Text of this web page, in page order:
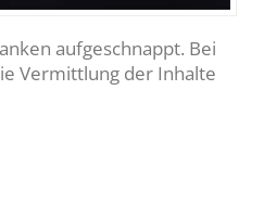
aufgeschnappt. Bei
Vermittlung der Inhalte